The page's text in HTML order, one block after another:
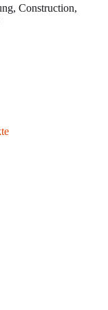
,Construction,